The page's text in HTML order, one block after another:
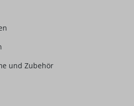
und Zubehör